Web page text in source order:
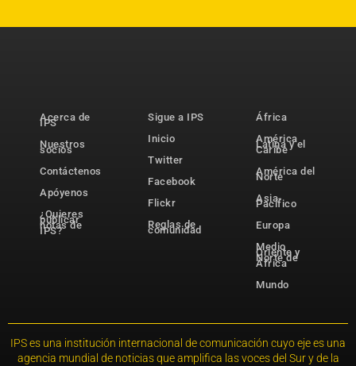
Acerca de
IPS
Nuestros
socios
Contáctenos
Apóyenos
¿Quieres
publicar
notas de
IPS?
Sigue a IPS
Inicio
Twitter
Facebook
Flickr
Reglas de
comunidad
África
América
Latina y el
Caribe
América del
Norte
Asia-
Pacífico
Europa
Medio
Oriente y
Norte de
África
Mundo
IPS es una institución internacional de comunicación cuyo eje es una
agencia mundial de noticias que amplifica las voces del Sur y de la